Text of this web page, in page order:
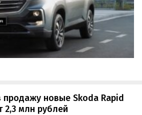
продажу новые Skoda Rapid
2,3 млн рублей